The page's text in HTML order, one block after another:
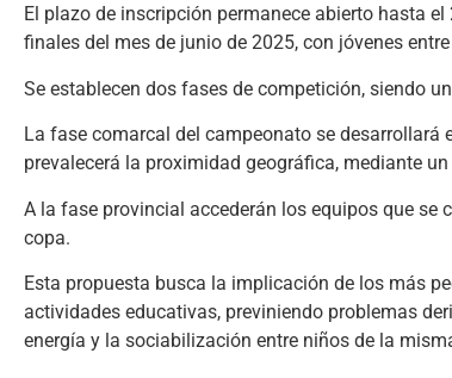
El plazo de inscripción permanece abierto hasta
finales del mes de junio de 2025, con jóvenes
Se establecen dos fases de competición, siendo
La fase comarcal del campeonato se
prevalecerá la proximidad geográfica, mediante
A la fase provincial accederán los equipos que
copa.
Esta propuesta busca la implicación de los más
actividades educativas, previniendo problemas
energía y la sociabilización entre niños de la